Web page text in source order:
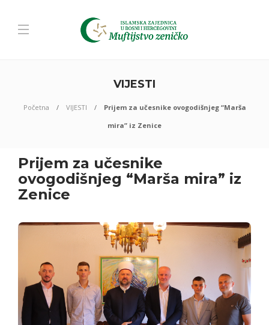
VIJESTI
Početna VIJESTI
Prijem za učesnike ovogodišnjeg “Marša
mira” iz Zenice
Prijem za učesnike
ovogodišnjeg “Marša mira” iz
Zenice